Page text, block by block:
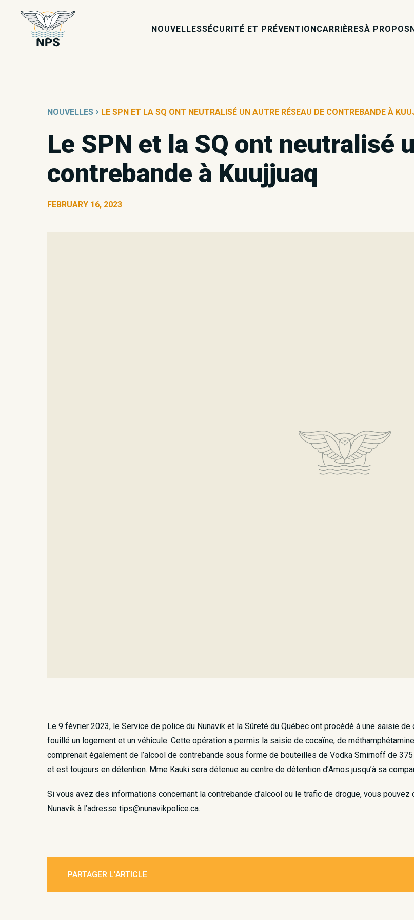
NOUVELLESSÉCURITÉ ET PRÉVENTIONCARRIÈRESÀ PROPOS
NOUVELLES › LE SPN ET LA SQ ONT NEUTRALISÉ UN AUTRE RÉSEAU DE CONTREBANDE À
Le SPN et la SQ ont neutralisé
contrebande à Kuujjuaq
FEBRUARY 16, 2023
Le 9 février 2023, le Service de police du Nunavik et la Sûreté du Québec ont procédé à une saisie de
fouillé un logement et un véhicule. Cette opération a permis la saisie de cocaïne, de
comprenait également de l’alcool de contrebande sous forme de bouteilles de Vodka Smirnoff de
et est toujours en détention. Mme Kauki sera détenue au centre de détention d’Amos jusqu’à sa
Si vous avez des informations concernant la contrebande d’alcool ou le trafic de drogue, vous
Nunavik à l’adresse tips@nunavikpolice.ca.
PARTAGER L'ARTICLE